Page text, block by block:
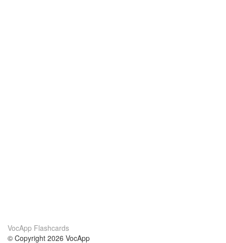
VocApp Flashcards
© Copyright 2026 VocApp